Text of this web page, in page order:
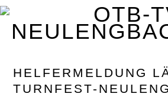
Zur
Hauptnavigation
springen
Zum
Inhalt
springen
Zur
Seitenspalte
springen
Zur
Fußzeile
springen
HELFERMELDUNG
TURNFEST-